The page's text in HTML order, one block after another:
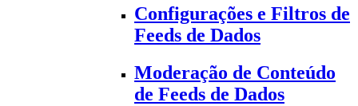
Configurações e Filtros de
Feeds de Dados
Moderação de Conteúdo
de Feeds de Dados